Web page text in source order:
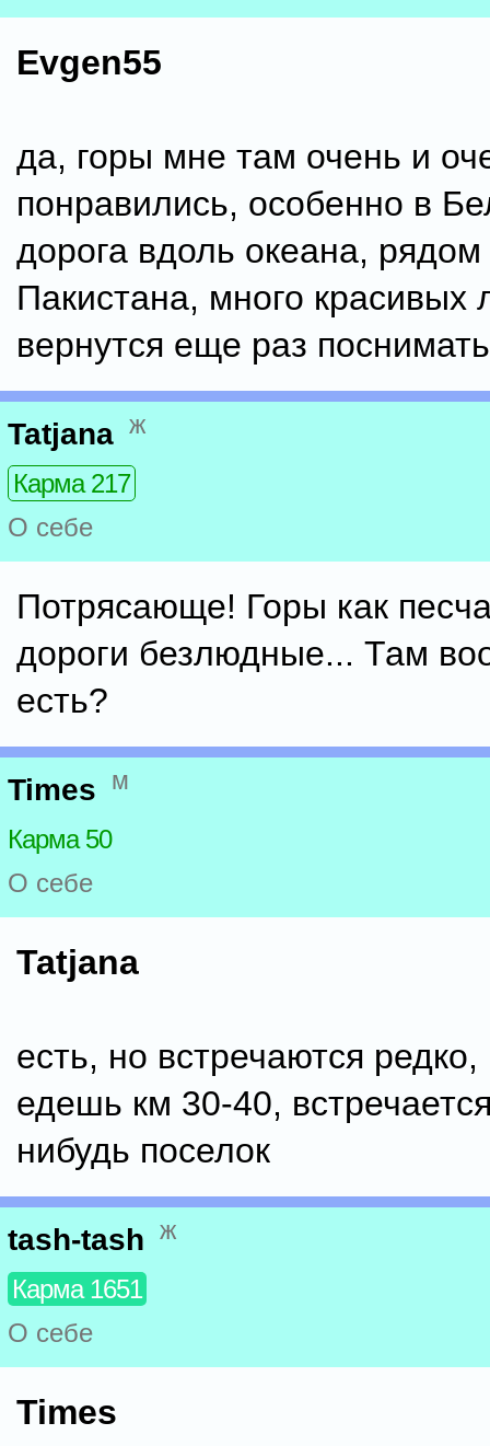
Evgen55
да, горы мне там очень и
понравились, особенно в
дорога вдоль океана, рядом
Пакистана, много красивых
вернутся еще раз поснимать
Tatjana ж
Карма 217
О себе
Потрясающе! Горы как
дороги безлюдные... Там
есть?
Times м
Карма 50
О себе
Tatjana
есть, но встречаются
едешь км 30-40,
нибудь поселок
tash-tash ж
Карма 1651
О себе
Times